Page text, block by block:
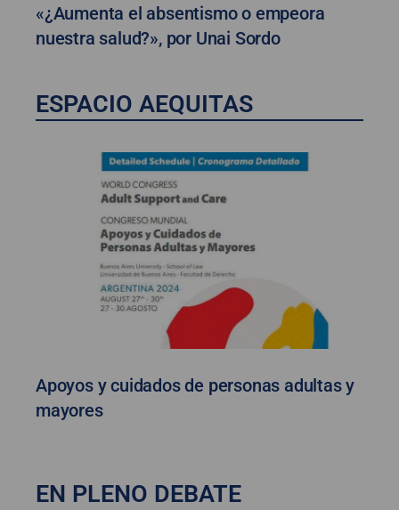
«¿Aumenta el absentismo o empeora
nuestra salud?», por Unai Sordo
ESPACIO AEQUITAS
Apoyos y cuidados de personas adultas y
mayores
EN PLENO DEBATE